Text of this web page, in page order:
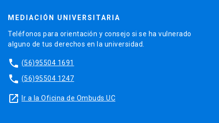
MEDIACIÓN UNIVERSITARIA
Teléfonos para orientación y consejo si se ha vulnerado
alguno de tus derechos en la universidad.
phone (56)95504 1691
phone (56)95504 1247
launch Ir a la Oficina de Ombuds UC